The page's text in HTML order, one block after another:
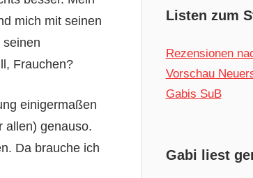
mich mit seinen
Frauchen?
einigermaßen
allen) genauso.
Da brauche ich
Listen zum
Rezensionen
Vorschau
Gabis SuB
Gabi liest